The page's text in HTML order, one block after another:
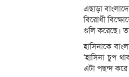
এছাড়া
বিরোধী
গুলি করেছে।
হাসিনাকে
‘হাসিনা চুপ
এটা পছন্দ করে